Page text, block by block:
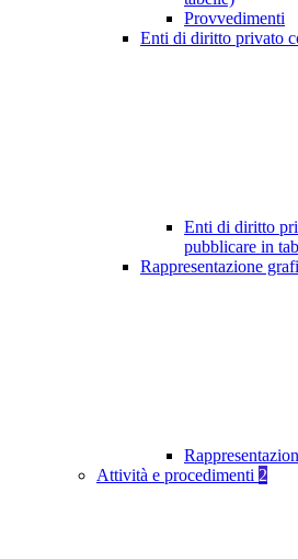
Provvedimenti
Enti di diritto privato
Enti di diritto
pubblicare in
Rappresentazione
Attività e procedimenti 2